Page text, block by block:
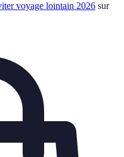
voyage lointain 2026 sur